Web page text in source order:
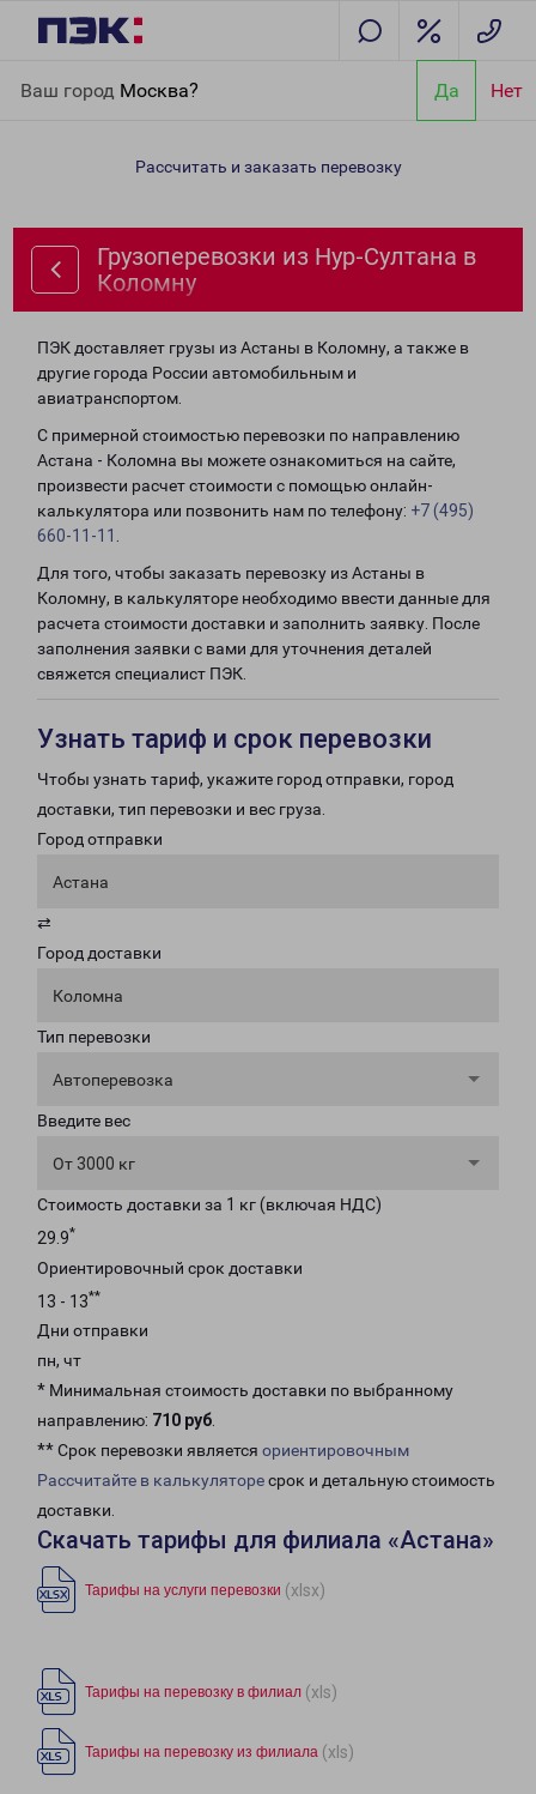
Ваш город Москва? Да Нет
Коломну
Рассчитать и заказать перевозку
Грузоперевозки из Нур-Султана в
Коломну
ПЭК доставляет грузы из Астаны в Коломну, а также в
другие города России автомобильным и
авиатранспортом.
С примерной стоимостью перевозки по направлению
Астана - Коломна вы можете ознакомиться на сайте,
произвести расчет стоимости с помощью онлайн-
калькулятора или позвонить нам по телефону: +7 (495)
660-11-11
Для того, чтобы заказать перевозку из Астаны в
Коломну, в калькуляторе необходимо ввести данные для
расчета стоимости доставки и заполнить заявку. После
заполнения заявки с вами для уточнения деталей
свяжется специалист ПЭК.
Узнать тариф и срок перевозки
Чтобы узнать тариф, укажите город отправки, город
доставки, тип перевозки и вес груза.
Город отправки
Астана
⇄
Город доставки
Коломна
Тип перевозки
Автоперевозка
Введите вес
От 3000 кг
Стоимость доставки за 1 кг (включая НДС)
29.9*
Ориентировочный срок доставки
13 - 13**
Дни отправки
пн, чт
* Минимальная стоимость доставки по выбранному
направлению: 710 руб.
** Срок перевозки является ориентировочным
Рассчитайте в калькуляторесрок и детальную стоимость
доставки.
Скачать тарифы для филиала «Астана»
Тарифы на услуги перевозки (xlsx)
Тарифы на перевозку в филиал (xls)
Тарифы на перевозку из филиала (xls)